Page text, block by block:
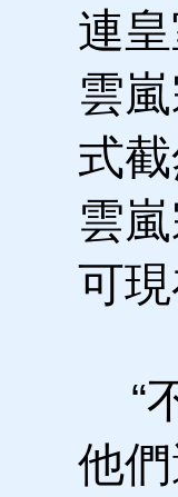
連
雲
式
雲
可
“
他